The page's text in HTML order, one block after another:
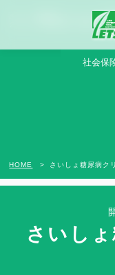
さいしょ糖尿病クリニック - 日
クリニック経営支援・医療モール
社会保
さいし
HOME さいしょ糖尿病ク
Clinic Success Case